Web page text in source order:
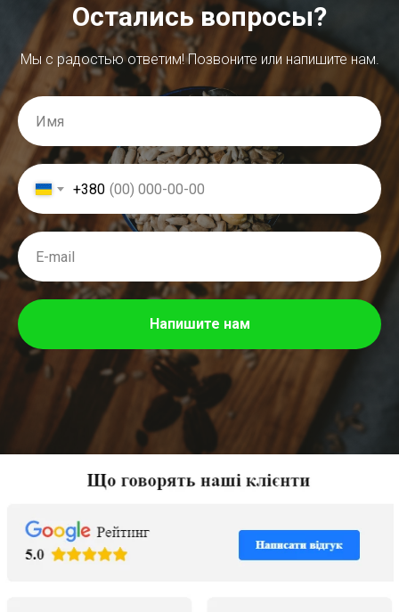
Остались вопросы?
Мы с радостью ответим! Позвоните или напишите нам.
+380
Напишите нам